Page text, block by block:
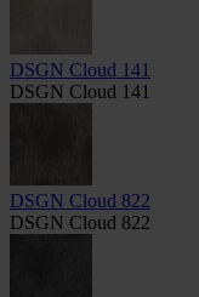
DSGN Cloud 141
DSGN Cloud 141
DSGN Cloud 822
DSGN Cloud 822